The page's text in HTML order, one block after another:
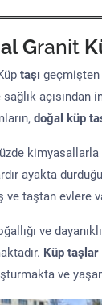
Granit
taşı geçmişten
sağlık açısından
doğal küp
kimyasallarla
ayakta
ve taştan evlere
ve
Küp taşlar
ve